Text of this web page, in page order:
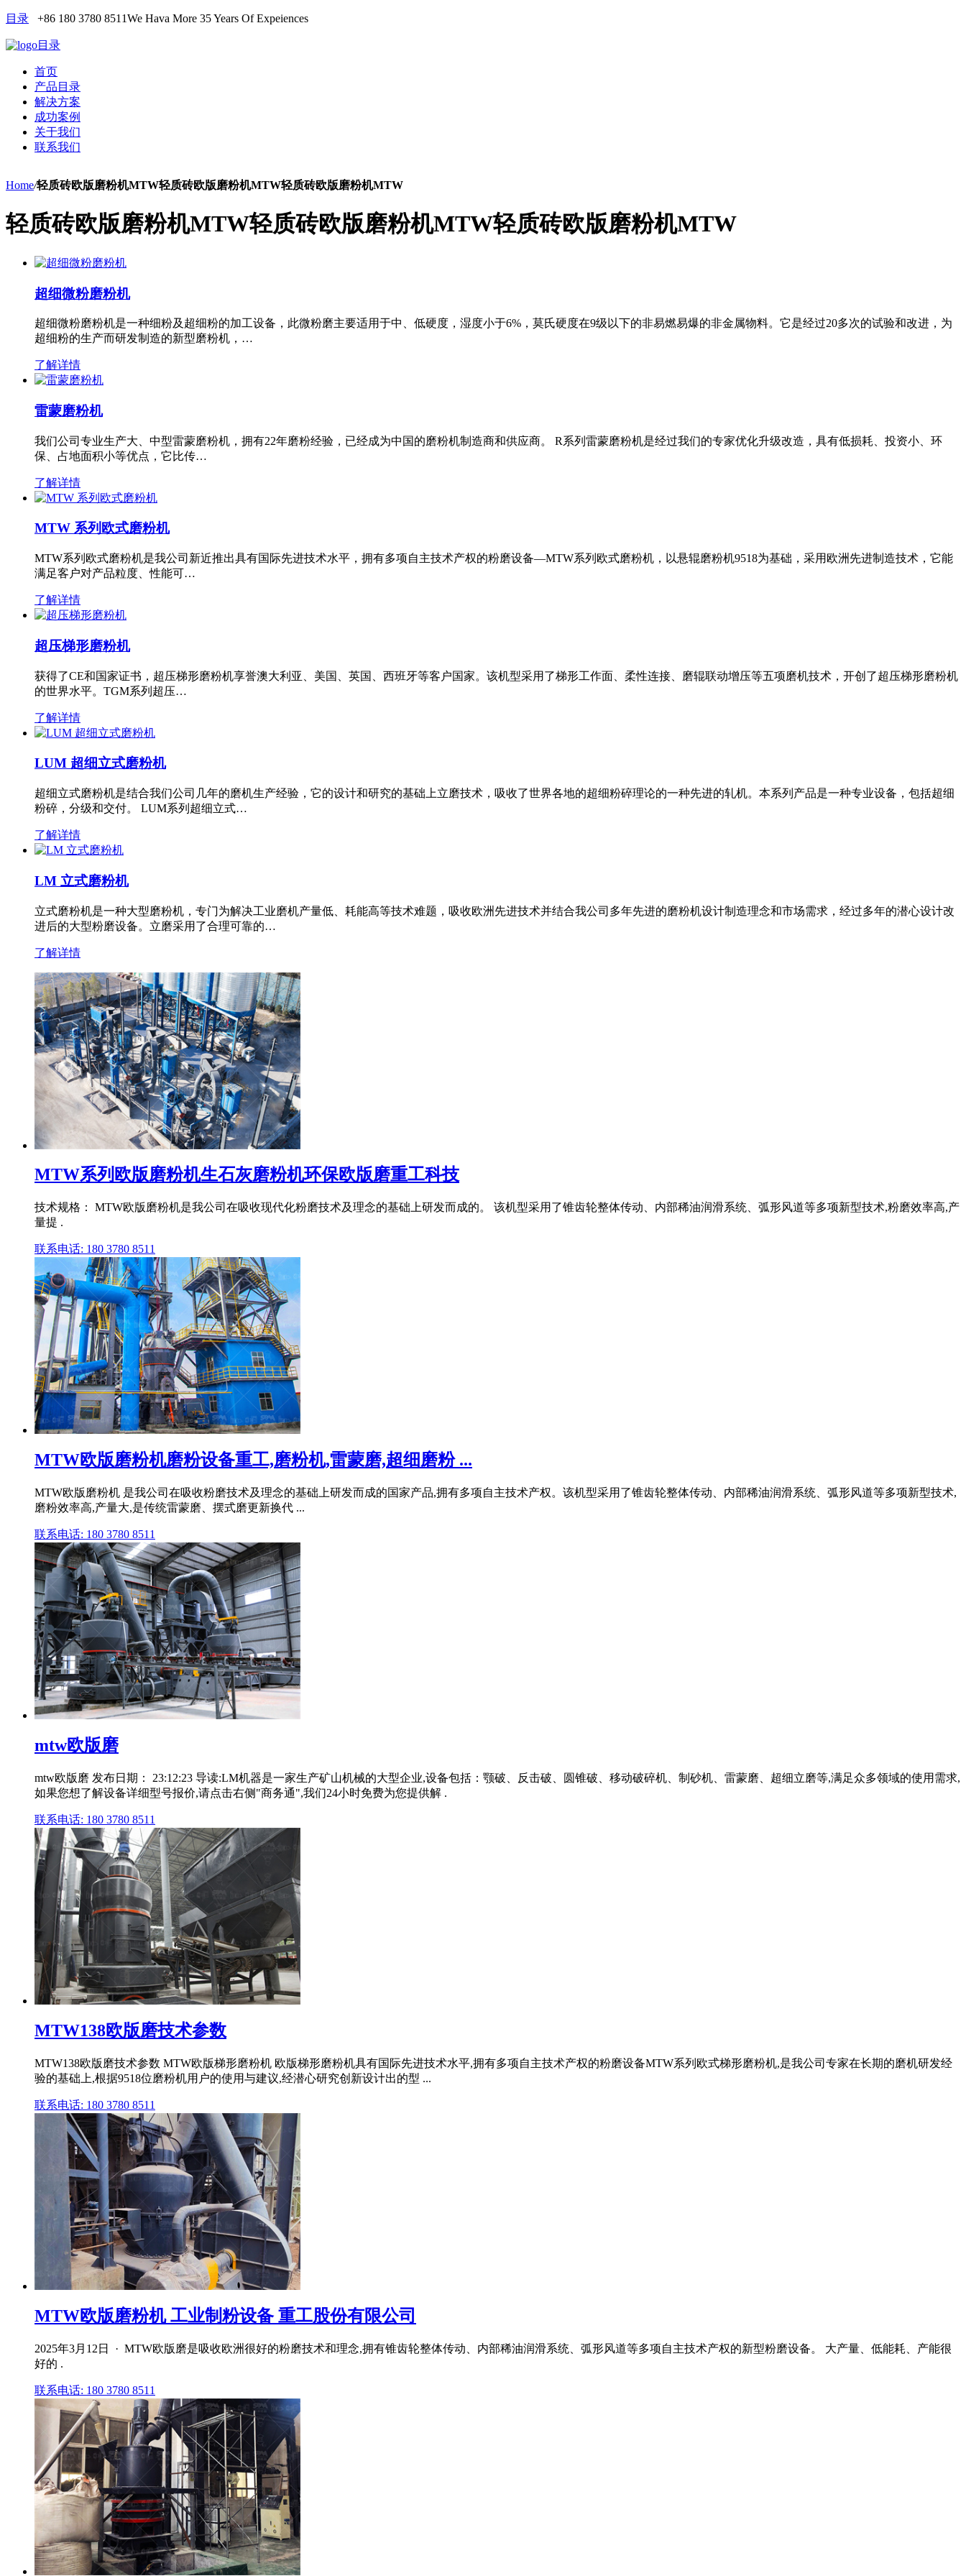
目录 +86 180 3780 8511We Hava More 35 Years Of Expeiences
目录
首页
产品目录
解决方案
成功案例
关于我们
联系我们
Home/轻质砖欧版磨粉机MTW轻质砖欧版磨粉机MTW轻质砖欧版磨粉机MTW
轻质砖欧版磨粉机MTW轻质砖欧版磨粉机MTW轻质砖欧版磨粉机MTW
超细微粉磨粉机
超细微粉磨粉机是一种细粉及超细粉的加工设备，此微粉磨主要适用于中、低硬度，湿度小于6%，莫氏硬度在9级以下的非易燃易爆的非金属物料。它是经过20多次的试验和改进，为
超细粉的生产而研发制造的新型磨粉机，…
了解详情
雷蒙磨粉机
我们公司专业生产大、中型雷蒙磨粉机，拥有22年磨粉经验，已经成为中国的磨粉机制造商和供应商。 R系列雷蒙磨粉机是经过我们的专家优化升级改造，具有低损耗、投资小、环
保、占地面积小等优点，它比传…
了解详情
MTW 系列欧式磨粉机
MTW系列欧式磨粉机是我公司新近推出具有国际先进技术水平，拥有多项自主技术产权的粉磨设备—MTW系列欧式磨粉机，以悬辊磨粉机9518为基础，采用欧洲先进制造技术，它能
满足客户对产品粒度、性能可…
了解详情
超压梯形磨粉机
获得了CE和国家证书，超压梯形磨粉机享誉澳大利亚、美国、英国、西班牙等客户国家。该机型采用了梯形工作面、柔性连接、磨辊联动增压等五项磨机技术，开创了超压梯形磨粉机
的世界水平。TGM系列超压…
了解详情
LUM 超细立式磨粉机
超细立式磨粉机是结合我们公司几年的磨机生产经验，它的设计和研究的基础上立磨技术，吸收了世界各地的超细粉碎理论的一种先进的轧机。本系列产品是一种专业设备，包括超细
粉碎，分级和交付。 LUM系列超细立式…
了解详情
LM 立式磨粉机
立式磨粉机是一种大型磨粉机，专门为解决工业磨机产量低、耗能高等技术难题，吸收欧洲先进技术并结合我公司多年先进的磨粉机设计制造理念和市场需求，经过多年的潜心设计改
进后的大型粉磨设备。立磨采用了合理可靠的…
了解详情
MTW系列欧版磨粉机生石灰磨粉机环保欧版磨重工科技
技术规格： MTW欧版磨粉机是我公司在吸收现代化粉磨技术及理念的基础上研发而成的。 该机型采用了锥齿轮整体传动、内部稀油润滑系统、弧形风道等多项新型技术,粉磨效率高,产
量提 .
联系电话: 180 3780 8511
MTW欧版磨粉机磨粉设备重工,磨粉机,雷蒙磨,超细磨粉 ...
MTW欧版磨粉机 是我公司在吸收粉磨技术及理念的基础上研发而成的国家产品,拥有多项自主技术产权。该机型采用了锥齿轮整体传动、内部稀油润滑系统、弧形风道等多项新型技术,
磨粉效率高,产量大,是传统雷蒙磨、摆式磨更新换代 ...
联系电话: 180 3780 8511
mtw欧版磨
mtw欧版磨 发布日期： 23:12:23 导读:LM机器是一家生产矿山机械的大型企业,设备包括：颚破、反击破、圆锥破、移动破碎机、制砂机、雷蒙磨、超细立磨等,满足众多领域的使用需求,
如果您想了解设备详细型号报价,请点击右侧"商务通",我们24小时免费为您提供解 .
联系电话: 180 3780 8511
MTW138欧版磨技术参数
MTW138欧版磨技术参数 MTW欧版梯形磨粉机 欧版梯形磨粉机具有国际先进技术水平,拥有多项自主技术产权的粉磨设备MTW系列欧式梯形磨粉机,是我公司专家在长期的磨机研发经
验的基础上,根据9518位磨粉机用户的使用与建议,经潜心研究创新设计出的型 ...
联系电话: 180 3780 8511
MTW欧版磨粉机 工业制粉设备 重工股份有限公司
2025年3月12日 · MTW欧版磨是吸收欧洲很好的粉磨技术和理念,拥有锥齿轮整体传动、内部稀油润滑系统、弧形风道等多项自主技术产权的新型粉磨设备。 大产量、低能耗、产能很
好的 .
联系电话: 180 3780 8511